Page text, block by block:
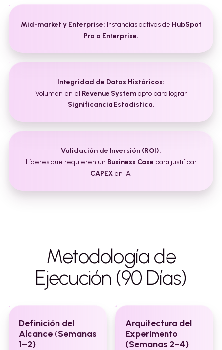
Mid-market y Enterprise: Instancias activas de HubSpot
Pro o Enterprise.
Integridad de Datos Históricos:
Volumen en el Revenue Systemapto para lograr
Significancia Estadística.
Validación de Inversión (ROI):
Líderes que requieren un Business Case para justificar
CAPEX en IA.
Metodología de
Ejecución (90 Días)
Definición del
Alcance (Semanas
1–2)
Arquitectura del
Experimento
(Semanas 2–4)